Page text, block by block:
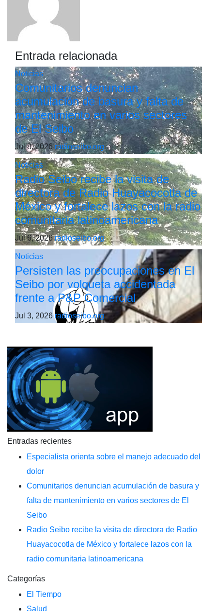
Entrada relacionada
Noticias
Comunitarios denuncian
acumulación de basura y falta de
mantenimiento en varios sectores
de El Seibo
Jul 8, 2026radioseibo.org
Noticias
Radio Seibo recibe la visita de
directora de Radio Huayacocotla de
México y fortalece lazos con la radio
comunitaria latinoamericana
Jul 6, 2026radioseibo.org
Noticias
Persisten las preocupaciones en El
Seibo por volqueta accidentada
frente a P&P Comercial
Jul 3, 2026radioseibo.org
Entradas recientes
Especialista orienta sobre el manejo adecuado del
dolor
Comunitarios denuncian acumulación de basura y
falta de mantenimiento en varios sectores de El
Seibo
Radio Seibo recibe la visita de directora de Radio
Huayacocotla de México y fortalece lazos con la
radio comunitaria latinoamericana
Categorías
El Tiempo
Salud